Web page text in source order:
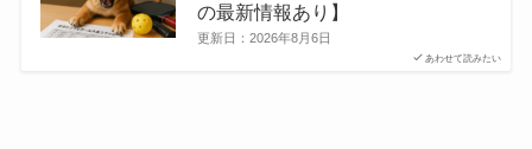
あわせて読みたい
の最新情報あり】
更新日： 2026年8月6日